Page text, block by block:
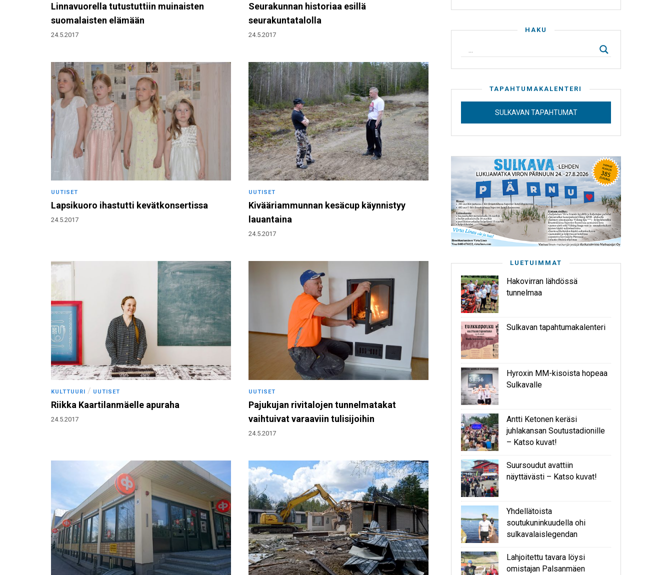
Linnavuorella tutustuttiin muinaisten
suomalaisten elämään
24.5.2017
Seurakunnan historiaa esillä
seurakuntatalolla
24.5.2017
UUTISET
Lapsikuoro ihastutti kevätkonsertissa
24.5.2017
UUTISET
Kivääriammunnan kesäcup käynnistyy
lauantaina
24.5.2017
KULTTUURI / UUTISET
Riikka Kaartilanmäelle apuraha
24.5.2017
UUTISET
Pajukujan rivitalojen tunnelmatakat
vaihtuivat varaaviin tulisijoihin
24.5.2017
HAKU
TAPAHTUMAKALENTERI
SULKAVAN TAPAHTUMAT
LUETUIMMAT
Hakovirran lähdössä
tunnelmaa
Sulkavan tapahtumakalenteri
Hyroxin MM-kisoista hopeaa
Sulkavalle
Antti Ketonen keräsi
juhlakansan Soutustadionille
– Katso kuvat!
Suursoudut avattiin
näyttävästi – Katso kuvat!
Yhdellätoista
soutukuninkuudella ohi
sulkavalaislegendan
Lahjoitettu tavara löysi
omistajan Palsanmäen